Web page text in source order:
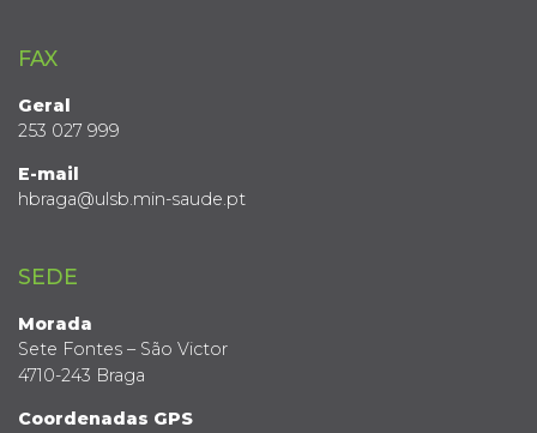
FAX
Geral
253 027 999
E-mail
hbraga@ulsb.min-saude.pt
SEDE
Morada
Sete Fontes – São Victor
4710-243 Braga
Coordenadas GPS